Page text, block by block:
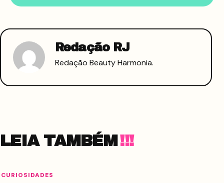
Redação RJ
Redação Beauty Harmonia.
LEIA TAMBÉM
CURIOSIDADES